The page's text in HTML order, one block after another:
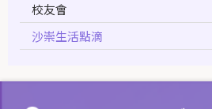
校友會
沙崇生活點滴